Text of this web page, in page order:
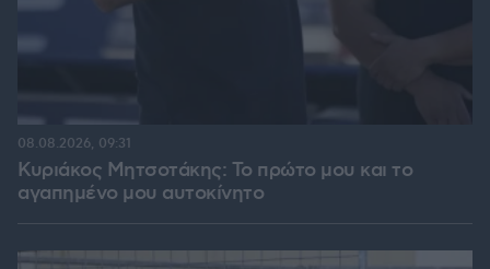
Κυριάκος Μητσοτάκης: Το πρώτο μου και το
αγαπημένο μου αυτοκίνητο
08.08.2026, 09:31